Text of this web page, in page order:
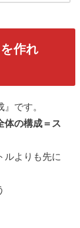
作れ
です。
体の構成＝ス
ルよりも先に